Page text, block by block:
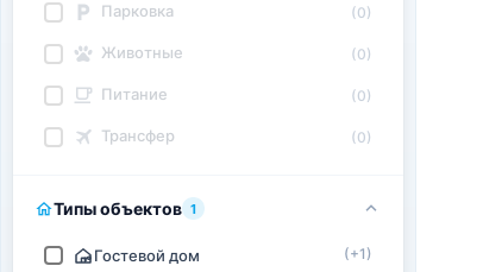
Парковка (0)
Животные (0)
Питание (0)
Трансфер (0)
Типы объектов 1
Гостевой дом (+1)